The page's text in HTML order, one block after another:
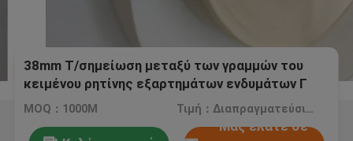
38mm Τ/σημείωση μεταξύ των γραμμών του
κειμένου ρητίνης εξαρτημάτων ενδυμάτων Γ
για το κατσάρωμα ζωνών
MOQ：1000M Τιμή：Διαπραγματεύσιμος
Μας ελάτε σε